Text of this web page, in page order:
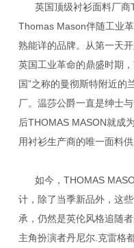
英国顶级衬衫面料厂商
Thomas Mason伴随工业
熟能详的品牌。从第一天
英国工业革命的鼎盛时期
国”之称的曼彻斯特附近的
厂。温莎公爵一直是绅士
后THOMAS MASON就成
用衬衫生产商的唯一面料供
如今，THOMAS
计，除了当季新品外，这
承，仍然是英伦风格追随
主角扮演者丹尼尔.克雷格